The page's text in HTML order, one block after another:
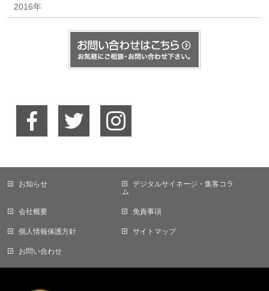
2016年
お知らせ
デジタルサイネージ・集客コラ
ム
会社概要 免責事項
個人情報保護方針 サイトマップ
お問い合わせ